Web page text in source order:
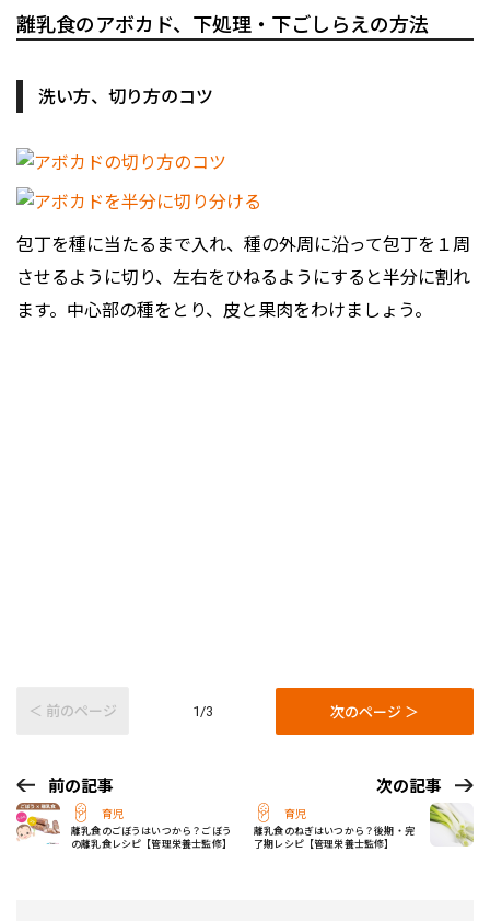
離乳食のアボカド、下処理・下ごしらえの方法
洗い方、切り方のコツ
包丁を種に当たるまで入れ、種の外周に沿って包丁を１周
させるように切り、左右をひねるようにすると半分に割れ
ます。中心部の種をとり、皮と果肉をわけましょう。
＜ 前のページ 1/3 次のページ ＞
前の記事
育児
離乳食のごぼうはいつから？ごぼう
の離乳食レシピ【管理栄養士監修】
次の記事
育児
離乳食のねぎはいつから？後期・完
了期レシピ【管理栄養士監修】